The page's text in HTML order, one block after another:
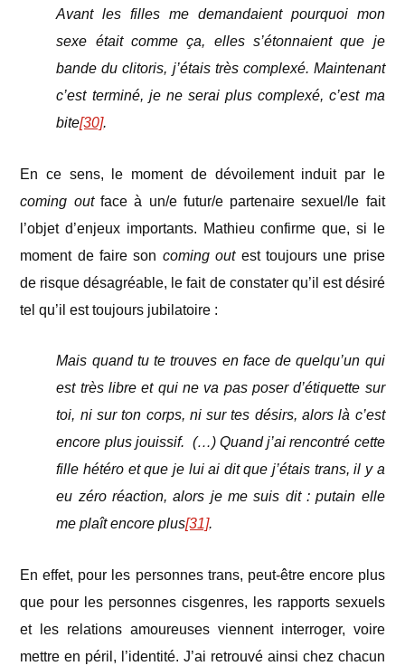
Avant les filles me demandaient pourquoi mon
sexe était comme ça, elles s’étonnaient que je
bande du clitoris, j’étais très complexé. Maintenant
c’est terminé, je ne serai plus complexé, c’est ma
bite[30].
En ce sens, le moment de dévoilement induit par le
coming outface à un/e futur/e partenaire sexuel/le fait
l’objet d’enjeux importants. Mathieu confirme que, si le
moment de faire son coming outest toujours une prise
de risque désagréable, le fait de constater qu’il est désiré
tel qu’il est toujours jubilatoire :
Mais quand tu te trouves en face de quelqu’un qui
est très libre et qui ne va pas poser d’étiquette sur
toi, ni sur ton corps, ni sur tes désirs, alors là c’est
encore plus jouissif. (…) Quand j’ai rencontré cette
fille hétéro et que je lui ai dit que j’étais trans, il y a
eu zéro réaction, alors je me suis dit : putain elle
me plaît encore plus[31].
En effet, pour les personnes trans, peut-être encore plus
que pour les personnes cisgenres, les rapports sexuels
et les relations amoureuses viennent interroger, voire
mettre en péril, l’identité. J’ai retrouvé ainsi chez chacun